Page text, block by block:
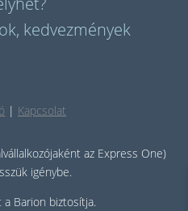
kedvezmények
| Kapcsolat
az Express One)
igénybe.
a Barion biztosítja.